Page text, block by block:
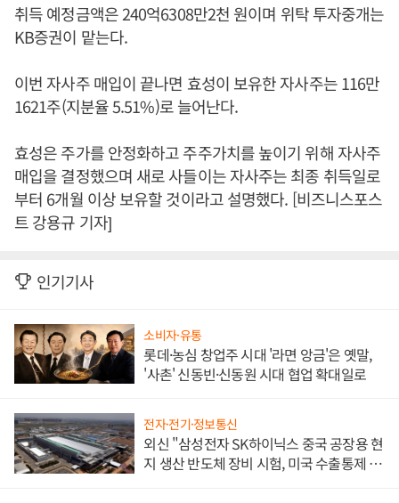
취득 예정금액은 240억6308만2천 원이며 위탁 투자중개는
KB증권이 맡는다.
이번 자사주 매입이 끝나면 효성이 보유한 자사주는 116만
1621주(지분율 5.51%)로 늘어난다.
효성은 주가를 안정화하고 주주가치를 높이기 위해 자사주
매입을 결정했으며 새로 사들이는 자사주는 최종 취득일로
부터 6개월 이상 보유할 것이라고 설명했다. [비즈니스포스
트 강용규 기자]
인기기사
소비자·유통
롯데·농심 창업주 시대 '라면 앙금'은 옛말,
'사촌' 신동빈·신동원 시대 협업 확대일로
전자·전기·정보통신
외신 "삼성전자 SK하이닉스 중국 공장용 현
지 생산 반도체 장비 시험, 미국 수출통제 대